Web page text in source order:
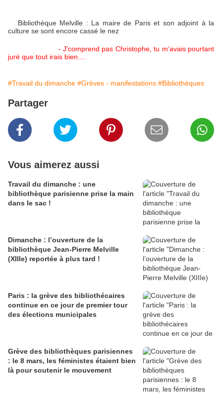
Bibliothèque Melville : La maire de Paris et son adjoint à la
culture se sont encore cassé le nez
- J'comprend pas Christophe, tu m'avais pourtant
juré que tout irais bien....
#Travail du dimanche #Grèves - manifestations #Bibliothèques
Partager
Vous aimerez aussi
Travail du dimanche : une
bibliothèque parisienne prise la main
dans le sac !
Dimanche : l’ouverture de la
bibliothèque Jean-Pierre Melville
(XIIIe) reportée à plus tard !
Paris : la grève des bibliothécaires
continue en ce jour de premier tour
des élections municipales
Grève des bibliothèques parisiennes
: le 8 mars, les féministes étaient bien
là pour soutenir le mouvement